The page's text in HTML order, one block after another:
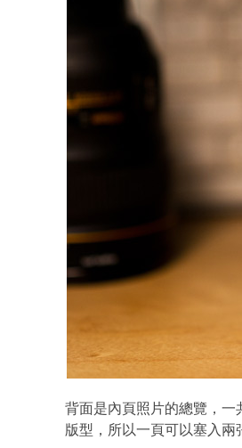
背面是內頁照片的總覽，
版型，所以一頁可以塞入